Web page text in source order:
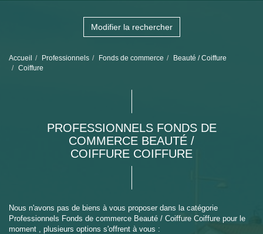
Modifier la rechercher
Accueil Professionnels Fonds de commerce
Beauté / Coiffure
Coiffure
PROFESSIONNELS FONDS DE
COMMERCE BEAUTÉ /
COIFFURE COIFFURE
Nous n'avons pas de biens à vous proposer dans la catégorie
Professionnels Fonds de commerce Beauté / Coiffure Coiffure pour le
moment , plusieurs options s'offrent à vous :